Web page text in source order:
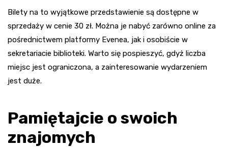
Bilety na to wyjątkowe przedstawienie są dostępne w
sprzedaży w cenie 30 zł. Można je nabyć zarówno online za
pośrednictwem platformy Evenea, jak i osobiście w
sekretariacie biblioteki. Warto się pospieszyć, gdyż liczba
miejsc jest ograniczona, a zainteresowanie wydarzeniem
jest duże.
Pamiętajcie o swoich
znajomych